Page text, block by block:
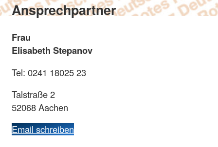
Ansprechpartner
Frau
Elisabeth Stepanov
Tel: 0241 18025 23
Talstraße 2
52068 Aachen
Email schreiben